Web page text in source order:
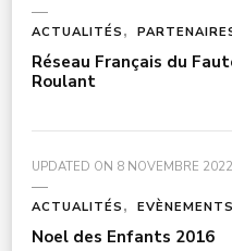
ACTUALITÉS
Réseau Français du
Roulant
UPDATED ON 8 NOVEMBRE 2022
ACTUALITÉS EVÈNEMENTS
Noel des Enfants 2016